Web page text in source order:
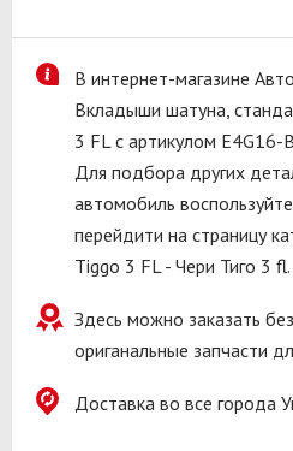
В интернет-магазине
Вкладыши шатуна,
3 FL с артикулом E4G16-
Для подбора других
автомобиль
перейдити на страницу
Tiggo 3 FL - Чери Тиго 3 fl.
Здесь можно заказать
ориганальные запчасти
Доставка во все города